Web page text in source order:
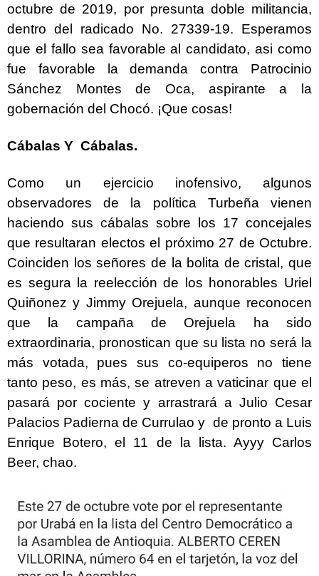
octubre de 2019, por presunta doble militancia,
dentro del radicado No. 27339-19. Esperamos
que el fallo sea favorable al candidato, asi como
fue favorable la demanda contra Patrocinio
Sánchez Montes de Oca, aspirante a la
gobernación del Chocó. ¡Que cosas!
Cábalas Y Cábalas.
Como un ejercicio inofensivo, algunos
observadores de la política Turbeña vienen
haciendo sus cábalas sobre los 17 concejales
que resultaran electos el próximo 27 de Octubre.
Coinciden los señores de la bolita de cristal, que
es segura la reelección de los honorables Uriel
Quiñonez y Jimmy Orejuela, aunque reconocen
que la campaña de Orejuela ha sido
extraordinaria, pronostican que su lista no será la
más votada, pues sus co-equiperos no tiene
tanto peso, es más, se atreven a vaticinar que el
pasará por cociente y arrastrará a Julio Cesar
Palacios Padierna de Currulao y de pronto a Luis
Enrique Botero, el 11 de la lista. Ayyy Carlos
Beer, chao.